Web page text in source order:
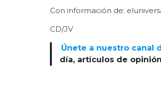
Con información de:
CD/JV
Únete a nuestro canal
día, artículos de